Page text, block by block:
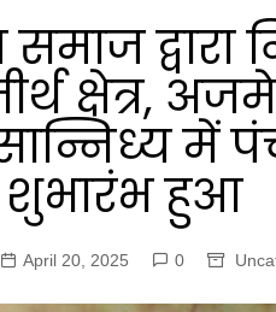
द्वारा
क्षेत्र,
शुभारंभ हुआ
April 20, 2025 0